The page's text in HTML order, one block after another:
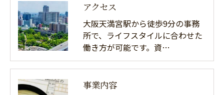
アクセス
大阪天満宮駅から徒歩9分の事務
所で、ライフスタイルに合わせた
働き方が可能です。資…
事業内容